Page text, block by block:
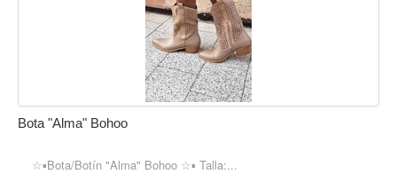
Bota "Alma" Bohoo
☆▪︎Bota/Botín "Alma" Bohoo ☆▪︎ Talla:...